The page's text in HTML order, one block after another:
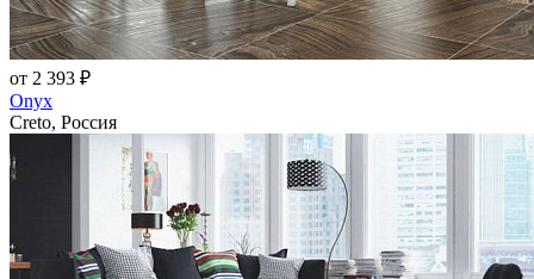
от 2 393 ₽
Onyx
Creto, Россия